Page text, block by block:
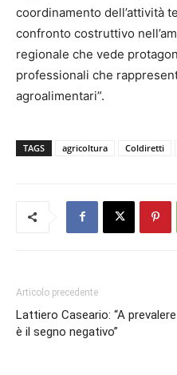
coordinamento dell’attività
confronto costruttivo
regionale che vede
professionali che
agroalimentari”.
TAGS agricoltura Coldiretti
Articolo precedente
Lattiero Caseario: “A prevalere
è il segno negativo”